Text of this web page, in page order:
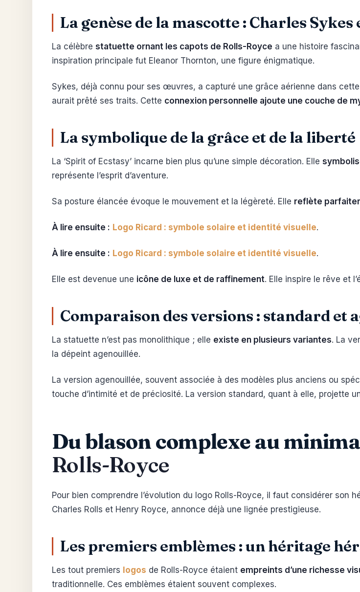
La genèse de la mascotte : Charles
La célèbre statuette ornant les capots de Rolls-Royce a une histoire
inspiration principale fut Eleanor Thornton, une figure énigmatique.
Sykes, déjà connu pour ses œuvres, a capturé une grâce aérienne dans
aurait prêté ses traits. Cette connexion personnelle ajoute une couche de
La symbolique de la grâce et de la liberté
La ‘Spirit of Ecstasy’ incarne bien plus qu’une simple décoration. Elle
représente l’esprit d’aventure.
Sa posture élancée évoque le mouvement et la légèreté. Elle reflète
À lire ensuite : Logo Ricard : symbole solaire et identité visuelle.
À lire ensuite : Logo Ricard : symbole solaire et identité visuelle.
Elle est devenue une icône de luxe et de raffinement. Elle inspire le rêve et
Comparaison des versions : standard et
La statuette n’est pas monolithique ; elle existe en plusieurs variantes. La
la dépeint agenouillée.
La version agenouillée, souvent associée à des modèles plus anciens ou
touche d’intimité et de préciosité. La version standard, quant à elle, projette
Du blason complexe au
Rolls-Royce
Pour bien comprendre l’évolution du logo Rolls-Royce, il faut considérer son
Charles Rolls et Henry Royce, annonce déjà une lignée prestigieuse.
Les premiers emblèmes : un héritage
Les tout premiers logos de Rolls-Royce étaient empreints d’une richesse
traditionnelle. Ces emblèmes étaient souvent complexes.